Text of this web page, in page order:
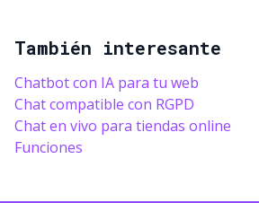
También interesante
Chatbot con IA para tu web
Chat compatible con RGPD
Chat en vivo para tiendas online
Funciones